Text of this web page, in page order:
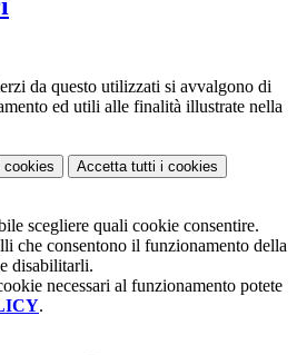
da questo utilizzati si avvalgono di
ed utili alle finalità illustrate nella
cookies Accetta tutti i cookies
scegliere quali cookie consentire.
che consentono il funzionamento della
disabilitarli.
necessari al funzionamento potete
.